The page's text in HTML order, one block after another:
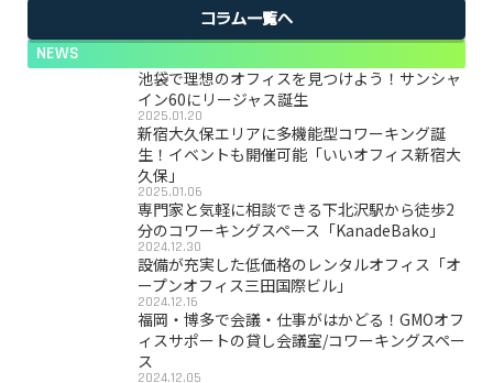
コラム一覧へ
NEWS
池袋で理想のオフィスを見つけよう！サンシャ
イン60にリージャス誕生
2025.01.20
新宿大久保エリアに多機能型コワーキング誕
生！イベントも開催可能「いいオフィス新宿大
久保」
2025.01.06
専門家と気軽に相談できる下北沢駅から徒歩2
分のコワーキングスペース「KanadeBako」
2024.12.30
設備が充実した低価格のレンタルオフィス「オ
ープンオフィス三田国際ビル」
2024.12.16
福岡・博多で会議・仕事がはかどる！GMOオフ
ィスサポートの貸し会議室/コワーキングスペー
ス
2024.12.05